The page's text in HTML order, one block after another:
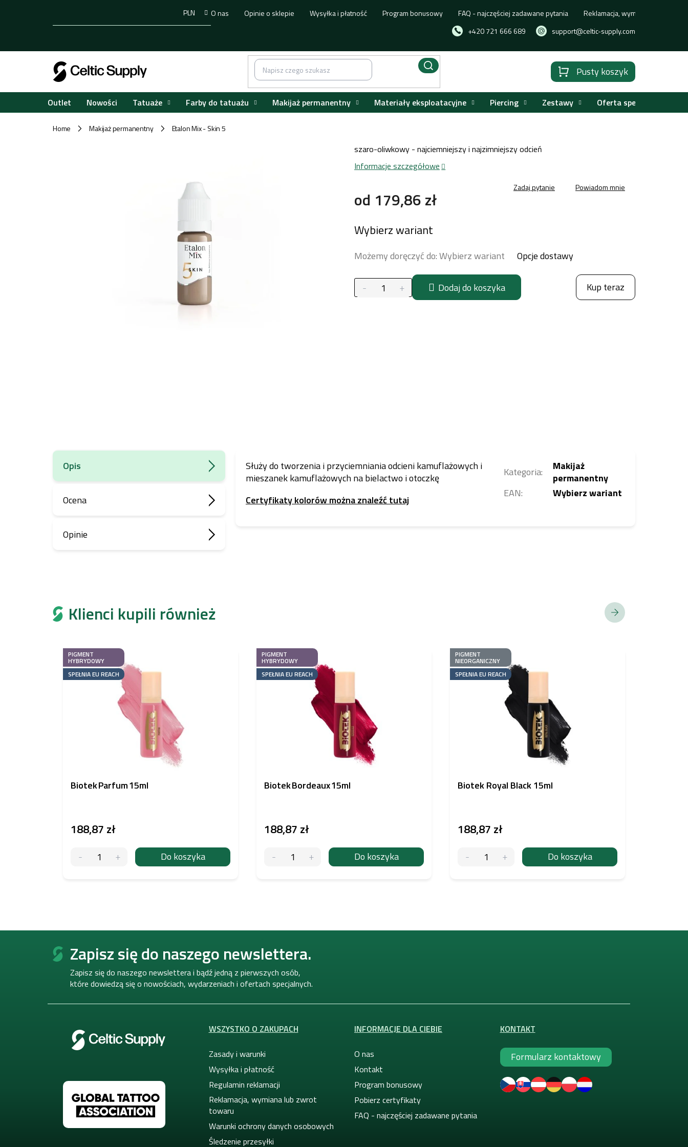
+420 721 666 689 support@celtic-supply.com
O nas Opinie o sklepie Wysyłka i płatność Program bonusowy FAQ - najczęściej zadawane pytania Reklamacja, wymiana lub zwrot
PLN
KoszykPusty koszyk
Outlet Nowości Tatuaże Farby do tatuażu Makijaż permanentny Materiały eksploatacyjne Piercing Zestawy Oferta specjalna
Home / Makijaż permanentny / Etalon Mix - Skin 5
od 179,86 zł
jednostkowa:
Wybierz wariant
Możemy doręczyć do:Wybierz wariant Opcje dostawy
Dodaj do koszyka Kup teraz
szaro-oliwkowy - najciemniejszy i najzimniejszy odcień
Informacje szczegółowe
Zadaj pytanie Powiadom mnie
Opis
Ocena
Opinie
Służy do tworzenia i przyciemniania odcieni kamuflażowych i
mieszanek kamuflażowych na bielactwo i otoczkę
Certyfikaty kolorów można znaleźć tutaj
Kategoria:
Makijaż
permanentny
EAN: Wybierz wariant
Klienci kupili również
PIGMENT
HYBRYDOWY
SPEŁNIA EU REACH
Biotek Parfum 15ml
188,87 zł
Do koszyka
PIGMENT
HYBRYDOWY
SPEŁNIA EU REACH
Biotek Bordeaux 15ml
188,87 zł
Do koszyka
PIGMENT
NIEORGANICZNY
SPEŁNIA EU REACH
Biotek Royal Black 15ml
188,87 zł
Do koszyka
S
Zapisz się do naszego newslettera.
Zapisz się do naszego newslettera i bądź jedną z pierwszych osób,
które dowiedzą się o nowościach, wydarzeniach i ofertach specjalnych.
WSZYSTKO O ZAKUPACH
Zasady i warunki
Wysyłka i płatność
Regulamin reklamacji
Reklamacja, wymiana lub zwrot
towaru
Warunki ochrony danych osobowych
Śledzenie przesyłki
INFORMACJE DLA CIEBIE
O nas
Kontakt
Program bonusowy
Pobierz certyfikaty
FAQ - najczęściej zadawane pytania
KONTAKT
Formularz kontaktowy